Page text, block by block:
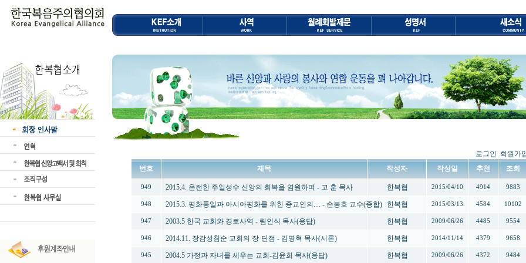
로그인 회원가
번호
제목 작성자 작성일 추천 조회
949 2015.4. 온전한 주일성수 신앙의 회복을 염원하며 - 고 훈 목사 한복협 2015/04/10 4914 9883
948 2015.3. 평화통일과 아시아평화를 위한 종교인의.... - 손봉호 교수(종합) 한복협 2015/03/13 4584 10102
947 2003.5 한국 교회와 경로사역 - 림인식 목사(응답) 한복협 2009/06/26 4485 9554
946 2014.11. 장감성침순 교회의 장·단점 - 김명혁 목사(서론) 한복협 2014/11/14 4379 9658
945 2004.5 가정과 자녀를 세우는 교회-김윤희 목사(응답) 한복협 2009/06/26 4372 9484